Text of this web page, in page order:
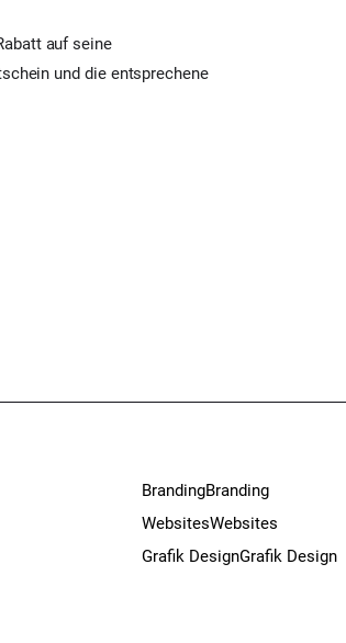
auf seine
und die entsprechene
BrandingBranding
WebsitesWebsites
Grafik DesignGrafik Design